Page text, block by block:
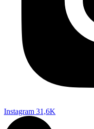
Instagram 31,6K